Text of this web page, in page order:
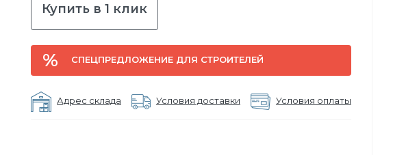
Купить в 1 клик
СПЕЦПРЕДЛОЖЕНИЕ ДЛЯ СТРОИТЕЛЕЙ
Адрес склада Условия доставки Условия оплаты